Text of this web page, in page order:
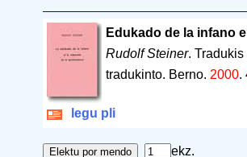
Edukado de la infano
Rudolf Steiner.
tradukinto. Berno. 2000.
legu pli
ekz.